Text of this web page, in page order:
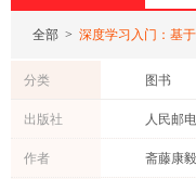
全部 > 深度学习入门：基
分类 图书
出版社 人民邮
化学工
作者 斋藤康毅
加